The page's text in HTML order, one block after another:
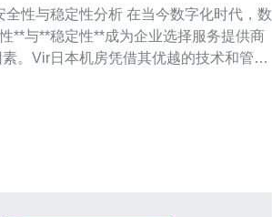
全性与稳定性分析 在当今数字化时代，数
**与**稳定性**成为企业选择服务提供商
。Vir日本机房凭借其优越的技术和管理
先进的安全技术** **高可